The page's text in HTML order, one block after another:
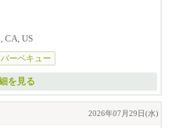
CA, US
バーベキュー
を見る
2026年07月29日(水)